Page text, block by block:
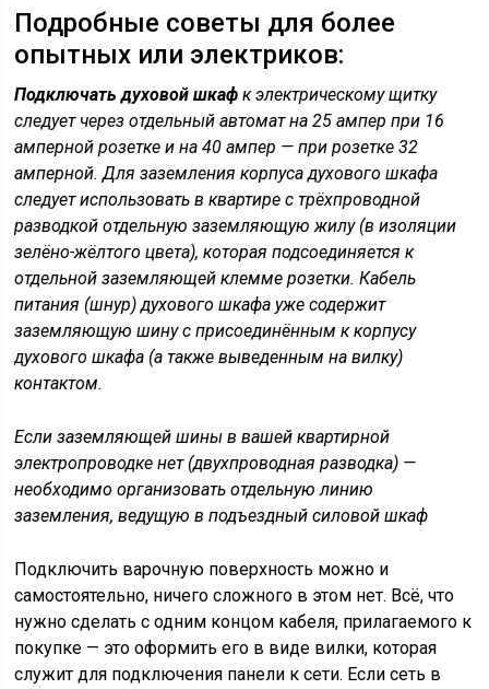
Подробные советы для более
опытных или электриков:
Подключать духовой шкаф к электрическому щитку
следует через отдельный автомат на 25 ампер при 16
амперной розетке и на 40 ампер — при розетке 32
амперной. Для заземления корпуса духового шкафа
следует использовать в квартире с трёхпроводной
разводкой отдельную заземляющую жилу (в изоляции
зелёно-жёлтого цвета), которая подсоединяется к
отдельной заземляющей клемме розетки. Кабель
питания (шнур) духового шкафа уже содержит
заземляющую шину с присоединённым к корпусу
духового шкафа (а также выведенным на вилку)
контактом.
Если заземляющей шины в вашей квартирной
электропроводке нет (двухпроводная разводка) —
необходимо организовать отдельную линию
заземления, ведущую в подъездный силовой шкаф
Подключить варочную поверхность можно и
самостоятельно, ничего сложного в этом нет. Всё, что
нужно сделать с одним концом кабеля, прилагаемого к
покупке — это оформить его в виде вилки, которая
служит для подключения панели к сети. Если сеть в